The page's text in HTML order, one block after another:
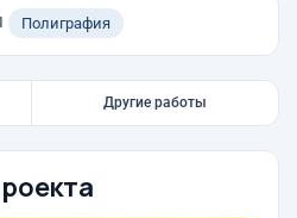
Полиграфия
Другие работы